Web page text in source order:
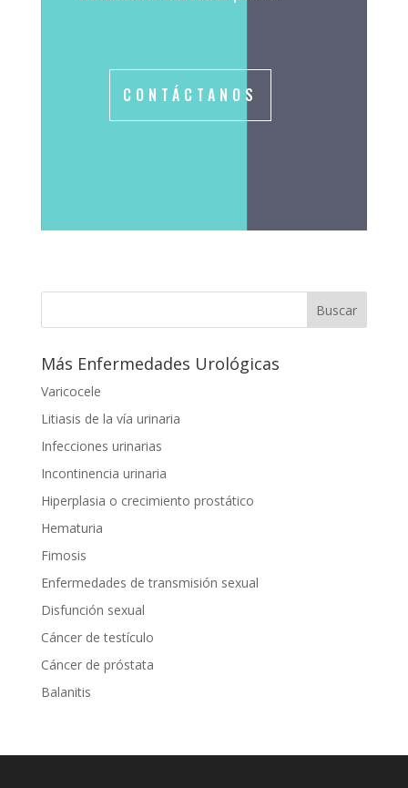
CONTÁCTANOS
Más Enfermedades Urológicas
Varicocele
Litiasis de la vía urinaria
Infecciones urinarias
Incontinencia urinaria
Hiperplasia o crecimiento prostático
Hematuria
Fimosis
Enfermedades de transmisión sexual
Disfunción sexual
Cáncer de testículo
Cáncer de próstata
Balanitis